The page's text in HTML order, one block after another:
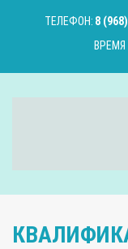
ТЕЛЕФОН: 8